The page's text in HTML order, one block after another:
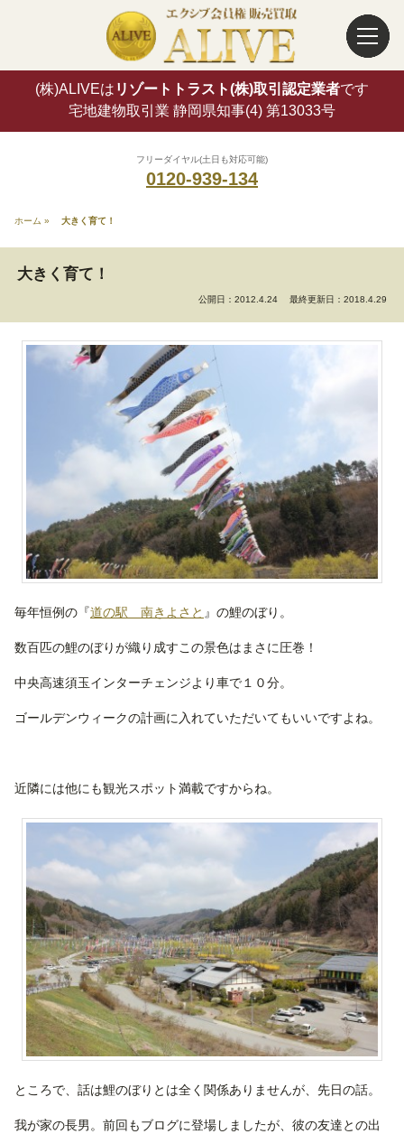
(株)ALIVEは リゾートトラスト(株)取引認定業者です
宅地建物取引業 静岡県知事(4) 第13033号
フリーダイヤル(土日も対応可能)
0120-939-134
ホーム » 大きく育て！
大きく育て！
公開日：2012.4.24 最終更新日：2018.4.29
毎年恒例の『道の駅 南きよさと 』の鯉のぼり。
数百匹の鯉のぼりが織り成すこの景色はまさに圧巻！
中央高速須玉インターチェンジより車で１０分。
ゴールデンウィークの計画に入れていただいてもいいですよね。
近隣には他にも観光スポット満載ですからね。
ところで、話は鯉のぼりとは全く関係ありませんが、先日の話。
我が家の長男。前回もブログに登場しましたが、彼の友達との出